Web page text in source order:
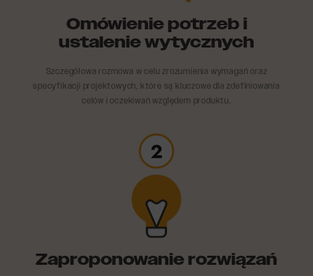
Omówienie potrzeb i
ustalenie wytycznych
Szczegółowa rozmowa w celu zrozumienia wymagań oraz
specyfikacji projektowych, które są kluczowe dla zdefiniowania
celów i oczekiwań względem produktu.
Zaproponowanie rozwiązań